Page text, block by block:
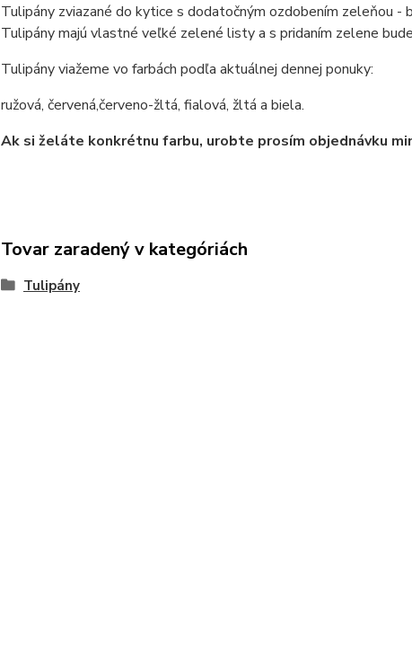
Tulipány zviazané do kytice s dodatočným ozdobením zeleňou -
Tulipány majú vlastné veľké zelené listy a s pridaním zelene
Tulipány viažeme vo farbách podľa aktuálnej dennej ponuky:
ružová, červená,červeno-žltá, fialová, žltá a biela.
Ak si želáte konkrétnu farbu, urobte prosím objednávku
Tovar zaradený v kategóriách
Tulipány